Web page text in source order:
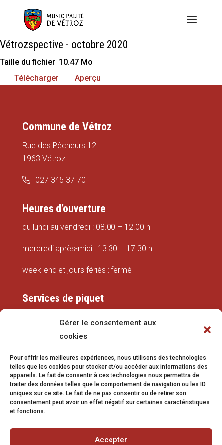
Gérer le consentement aux
cookies
Pour offrir les meilleures expériences, nous utilisons des technologies
telles que les cookies pour stocker et/ou accéder aux informations des
appareils. Le fait de consentir à ces technologies nous permettra de
traiter des données telles que le comportement de navigation ou les ID
uniques sur ce site. Le fait de ne pas consentir ou de retirer son
consentement peut avoir un effet négatif sur certaines caractéristiques
et fonctions.
Accepter
Vétrozspective - octobre 2020
Taille du fichier: 10.47 Mo
Télécharger
Aperçu
Commune de Vétroz
Rue des Pêcheurs 12
1963 Vétroz
027 345 37 70
Heures d’ouverture
du lundi au vendredi : 08.00 – 12.00 h
mercredi après-midi : 13.30 – 17.30 h
week-end et jours fériés : fermé
Services de piquet
079 337 66 42
eaux@vetroz.ch
Travaux publics
079 213 92 08